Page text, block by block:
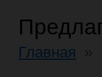
Главная